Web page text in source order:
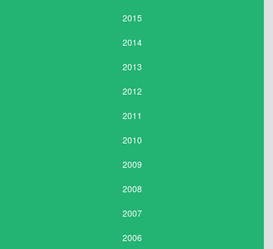
2015
2014
2013
2012
2011
2010
2009
2008
2007
2006